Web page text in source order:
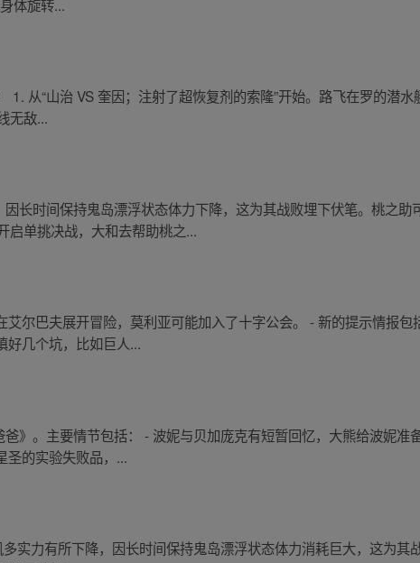
体旋转...
从“山治 VS 奎因；注射了超恢复剂的索隆”开始。路飞在罗的潜水
无敌...
长时间保持鬼岛漂浮状态体力下降，这为其战败埋下伏笔。桃之助
启单挑决战，大和去帮助桃之...
尔巴夫展开冒险，莫利亚可能加入了十字公会。 - 新的提示情报
好几个坑，比如巨人...
》。主要情节包括： - 波妮与贝加庞克有短暂回忆，大熊给波妮准
圣的实验失败品，...
实力有所下降，因长时间保持鬼岛漂浮状态体力消耗巨大，这为其